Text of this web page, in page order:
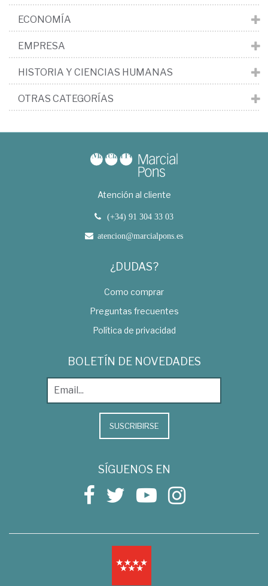
ECONOMÍA
EMPRESA
HISTORIA Y CIENCIAS HUMANAS
OTRAS CATEGORÍAS
Atención al cliente
(+34) 91 304 33 03
atencion@marcialpons.es
¿DUDAS?
Como comprar
Preguntas frecuentes
Política de privacidad
BOLETÍN DE NOVEDADES
SUSCRIBIRSE
SÍGUENOS EN